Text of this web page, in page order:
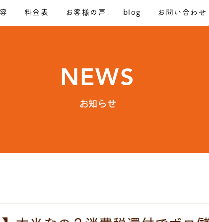
料金表 お客様の声 blog お問い合わせ
NEWS
​お知らせ